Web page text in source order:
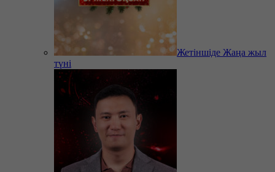
Жетіншіде Жаңа жыл
түні